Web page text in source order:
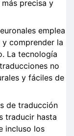
precisa y
emplea
comprender la
La tecnología
no
y fáciles de
de traducción
traducir hasta
incluso los